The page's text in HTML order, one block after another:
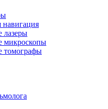
навигация
лазеры
микроскопы
томографы